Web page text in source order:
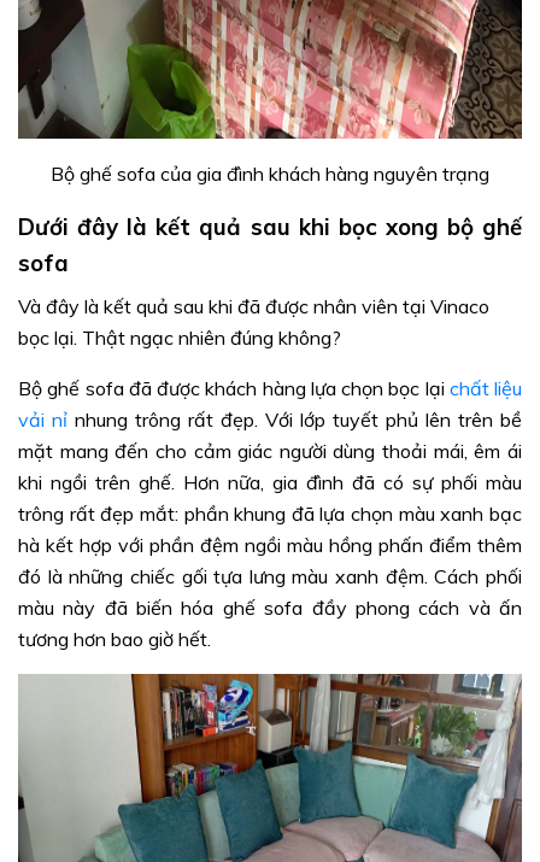
Bộ ghế sofa của gia đình khách hàng nguyên trạng
Dưới đây là kết quả sau khi bọc xong bộ ghế
sofa
Và đây là kết quả sau khi đã được nhân viên tại Vinaco
bọc lại. Thật ngạc nhiên đúng không?
Bộ ghế sofa đã được khách hàng lựa chọn bọc lại chất liệu
vải nỉ nhung trông rất đẹp. Với lớp tuyết phủ lên trên bề
mặt mang đến cho cảm giác người dùng thoải mái, êm ái
khi ngồi trên ghế. Hơn nữa, gia đình đã có sự phối màu
trông rất đẹp mắt: phần khung đã lựa chọn màu xanh bạc
hà kết hợp với phần đệm ngồi màu hồng phấn điểm thêm
đó là những chiếc gối tựa lưng màu xanh đệm. Cách phối
màu này đã biến hóa ghế sofa đầy phong cách và ấn
tương hơn bao giờ hết.